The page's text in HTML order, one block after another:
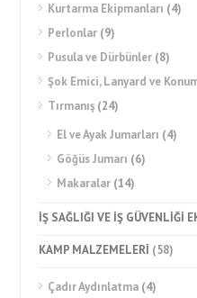
Kurtarma Ekipmanları (4)
Perlonlar (9)
Pusula ve Dürbünler (8)
Şok Emici, Lanyard ve
Tırmanış (24)
El ve Ayak Jumarları (4)
Göğüs Jumarı (6)
Makaralar (14)
İŞ SAĞLIĞI VE İŞ GÜVENLİĞİ
KAMP MALZEMELERİ (58)
Çadır Aydınlatma (4)